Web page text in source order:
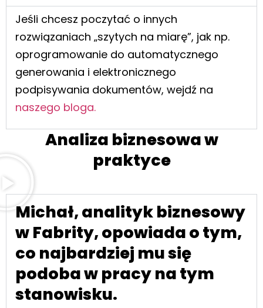
Jeśli chcesz poczytać o innych
rozwiązaniach „szytych na miarę”, jak np.
oprogramowanie do automatycznego
generowania i elektronicznego
podpisywania dokumentów, wejdź na
naszego bloga.
Analiza biznesowa w
praktyce
Michał, analityk biznesowy
w Fabrity, opowiada o tym,
co najbardziej mu się
podoba w pracy na tym
stanowisku.